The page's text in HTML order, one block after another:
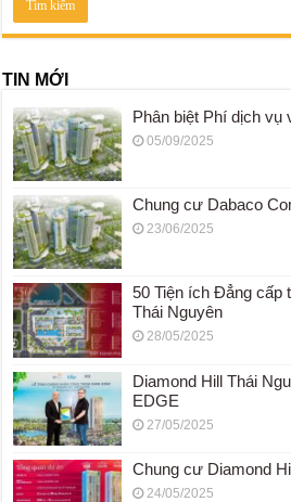
TIN MỚI
Phân biệt Phí dịch vụ
05/09/2025
Chung cư Dabaco
23/06/2025
50 Tiện ích Đẳng cấp
Thái Nguyên
28/05/2025
Diamond Hill Thái
EDGE
27/05/2025
Chung cư Diamond
24/05/2025